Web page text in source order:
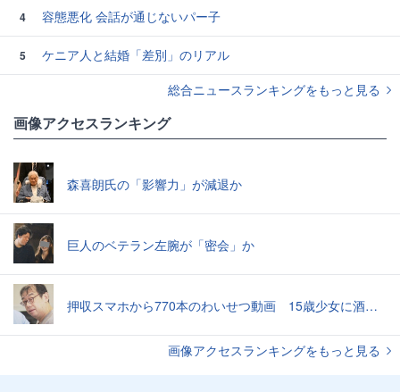
4 容態悪化 会話が通じないパー子
5
ケニア人と結婚「差別」のリアル
総合ニュースランキングをもっと見る
画像アクセスランキング
森喜朗氏の「影響力」が減退か
巨人のベテラン左腕が「密会」か
押収スマホから770本のわいせつ動画 15歳少女に酒と薬飲ませ性的暴行か 54歳男を再逮捕 「薬もありますよ」とSNSで誘い出し
画像アクセスランキングをもっと見る